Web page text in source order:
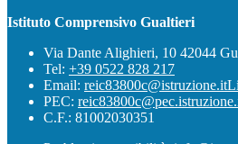
Istituto Comprensivo Gualtieri
Via Dante Alighieri, 10 42044
Tel: +39 0522 828 217
Email: reic83800c@istruzione.it
PEC:
C.F.: 81002030351